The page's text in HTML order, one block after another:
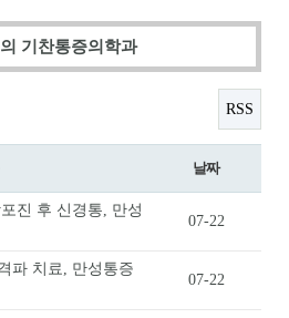
기찬통증의학과
RSS
날짜
진 후 신경통, 만성
07-22
파 치료, 만성통증
07-22